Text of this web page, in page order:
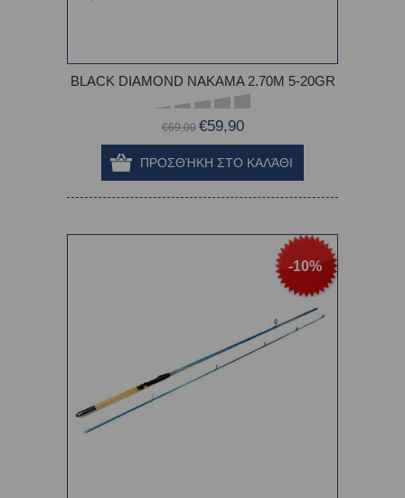
BLACK DIAMOND NAKAMA 2.70M 5-20GR
€69,00 €59,90
-10%